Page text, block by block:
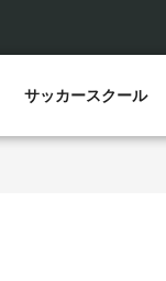
サッカースクール